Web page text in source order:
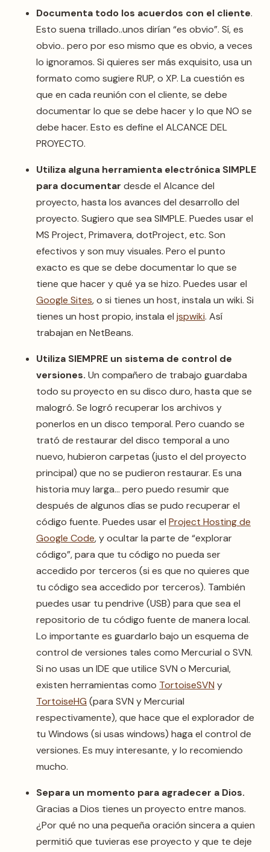
Documenta todo los acuerdos con el cliente.
Esto suena trillado..unos dirían “es obvio”. Sí, es
obvio.. pero por eso mismo que es obvio, a veces
lo ignoramos. Si quieres ser más exquisito, usa un
formato como sugiere RUP, o XP. La cuestión es
que en cada reunión con el cliente, se debe
documentar lo que se debe hacer y lo que NO se
debe hacer. Esto es define el ALCANCE DEL
PROYECTO.
Utiliza alguna herramienta electrónica SIMPLE
para documentar desde el Alcance del
proyecto, hasta los avances del desarrollo del
proyecto. Sugiero que sea SIMPLE. Puedes usar el
MS Project, Primavera, dotProject, etc. Son
efectivos y son muy visuales. Pero el punto
exacto es que se debe documentar lo que se
tiene que hacer y qué ya se hizo. Puedes usar el
Google Sites, o si tienes un host, instala un wiki. Si
tienes un host propio, instala el jspwiki. Así
trabajan en NetBeans.
Utiliza SIEMPRE un sistema de control de
versiones. Un compañero de trabajo guardaba
todo su proyecto en su disco duro, hasta que se
malogró. Se logró recuperar los archivos y
ponerlos en un disco temporal. Pero cuando se
trató de restaurar del disco temporal a uno
nuevo, hubieron carpetas (justo el del proyecto
principal) que no se pudieron restaurar. Es una
historia muy larga… pero puedo resumir que
después de algunos días se pudo recuperar el
código fuente. Puedes usar el Project Hosting de
Google Code, y ocultar la parte de “explorar
código”, para que tu código no pueda ser
accedido por terceros (si es que no quieres que
tu código sea accedido por terceros). También
puedes usar tu pendrive (USB) para que sea el
repositorio de tu código fuente de manera local.
Lo importante es guardarlo bajo un esquema de
control de versiones tales como Mercurial o SVN.
Si no usas un IDE que utilice SVN o Mercurial,
existen herramientas como TortoiseSVN y
TortoiseHG (para SVN y Mercurial
respectivamente), que hace que el explorador de
tu Windows (si usas windows) haga el control de
versiones. Es muy interesante, y lo recomiendo
mucho.
Separa un momento para agradecer a Dios.
Gracias a Dios tienes un proyecto entre manos.
¿Por qué no una pequeña oración sincera a quien
permitió que tuvieras ese proyecto y que te deje